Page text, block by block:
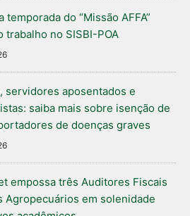
temporada do “Missão AFFA”
trabalho no SISBI-POA
servidores aposentados e
saiba mais sobre isenção de
de doenças graves
empossa três Auditores Fiscais
Agropecuários em solenidade